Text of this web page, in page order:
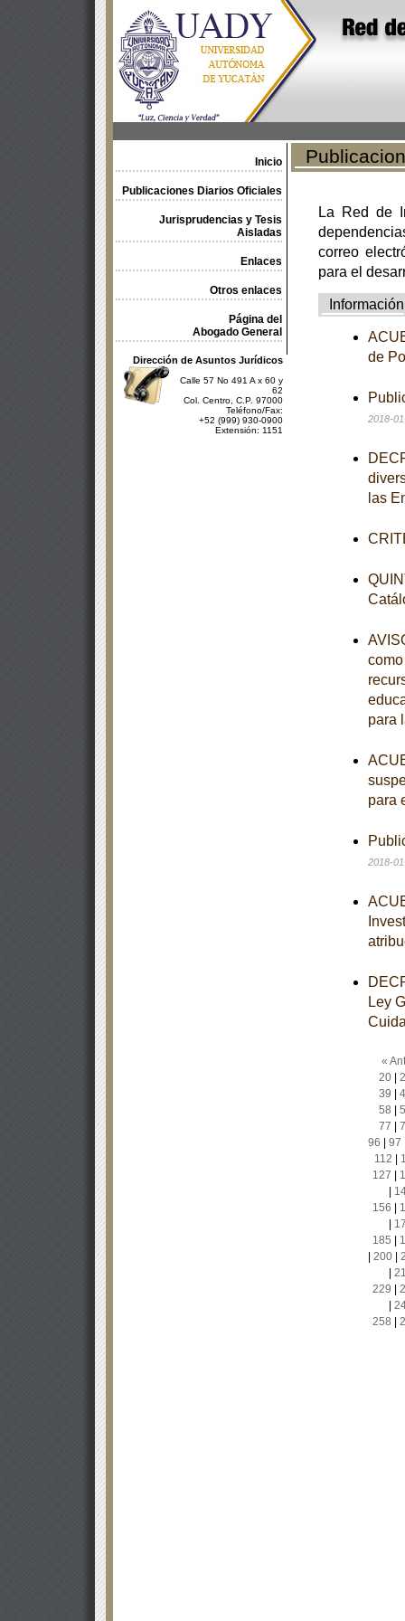
Inicio
Publicaciones Diarios Oficiales
Jurisprudencias y Tesis
Aisladas
Enlaces
Otros enlaces
Página del
Abogado General
Dirección de Asuntos Jurídicos
Calle 57 No 491 A x 60 y
62
Col. Centro, C.P. 97000
Teléfono/Fax:
+52 (999) 930-0900
Extensión: 1151
La Red de
correo
para el
Información
de
2018-
las
para
para
2018-
Ley
«
20|
39
58
77
96
97
112
127
156
185
200|
229
258